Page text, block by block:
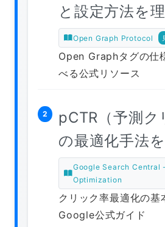
と設定方法を
Open Graph Protocol
Open Graphタグの仕
べる公式リソース
2
pCTR（予測ク
の最適化手法を
Google Search Central
Optimization
クリック率最適化の基
Google公式ガイド